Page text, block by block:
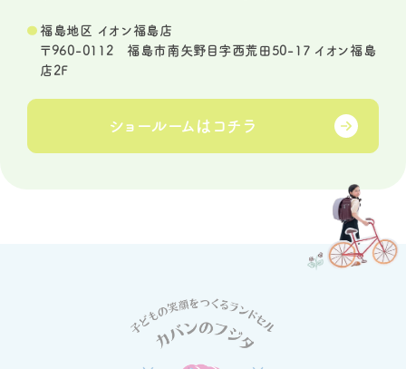
福島地区 イオン福島店
〒960-0112 福島市南矢野目字西荒田50-17 イオン福島
店2F
ショールームは コチラ